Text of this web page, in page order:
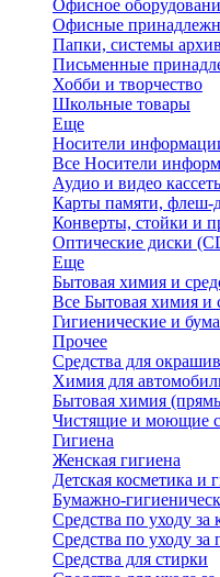
Офисное
Офисные
Папки, системы
Письменные
Хобби и творчество
Школьные товары
Еще
Носители
Все Носители
Аудио и видео
Карты памяти, флеш-
Конверты, стойки и
Оптические диски
Еще
Бытовая химия и
Все Бытовая химия и
Гигиенические и
Прочее
Средства для
Химия для
Бытовая химия
Чистящие и моющие
Гигиена
Женская гигиена
Детская косметика и
Бумажно-
Средства по уходу за
Средства по уходу за
Средства для стирки